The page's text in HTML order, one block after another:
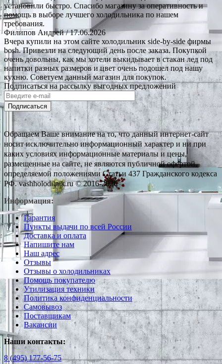
установили быстро. Спасибо магазину за оперативность и
помощь в выборе лучшего холодильника по нашем
требования.
Филипов Андрей/ 17.06.2026
Вчера купили на этом сайте холодильник side-by-side фирмы
bosh. Привезли на следующий день после заказа. Покупкой
очень довольны, как мы хотели выкидывает в стакан лед под
напитки разных размеров и цвет очень подошел под нашу
кухню. Советуем данный магазин для покупок.
Подписаться на рассылку выгодных предложений
Подписаться
Обращаем Ваше внимание на то, что данный интернет-сайт
носит исключительно информационный характер и ни при
каких условиях информационные материалы и цены,
размещенные на сайте, не являются публичной офертой,
определяемой положениями Статьи 437 Гражданского кодекса
РФ. vashholodilnik.ru © 2016-2026
Информация:
Гарантия
Пункты выдачи по всей России
Доставка и оплата
Напишите нам
Наш адрес
Отзывы
Отзывы о холодильниках
Помощь покупателю
Утилизация техники
Политика конфиденциальности
Самовывоз
Поставщикам
Вакансии
Наши контакты:
8 (495) 177-56-75